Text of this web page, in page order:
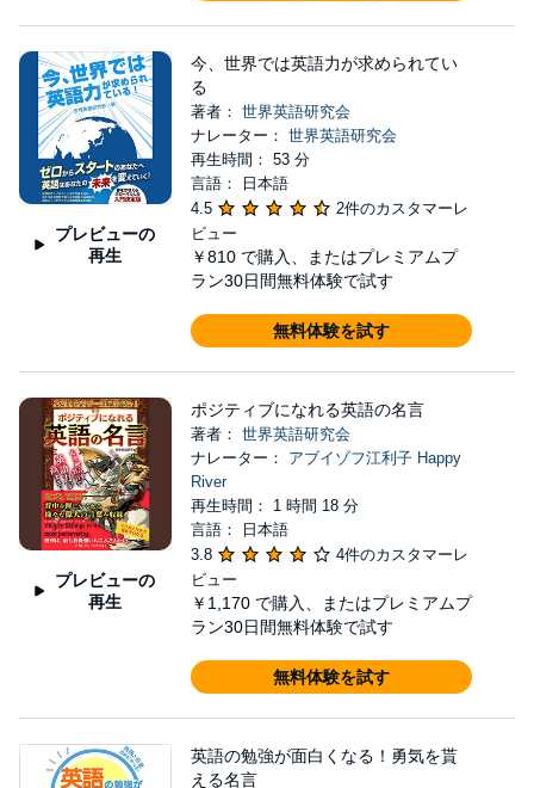
プレビューの
再生
今、世界では英語力が求められてい
る
著者： 世界英語研究会
ナレーター： 世界英語研究会
再生時間： 53 分
言語： 日本語
4.5
2件のカスタマーレ
ビュー
￥810 で購入、またはプレミアムプ
ラン30日間無料体験で試す
無料体験を試す
プレビューの
再生
ポジティブになれる英語の名言
著者： 世界英語研究会
ナレーター： アブイゾフ江利子 Happy
River
再生時間： 1 時間 18 分
言語： 日本語
3.8
4件のカスタマーレ
ビュー
￥1,170 で購入、またはプレミアムプ
ラン30日間無料体験で試す
無料体験を試す
英語の勉強が面白くなる！勇気を貰
える名言